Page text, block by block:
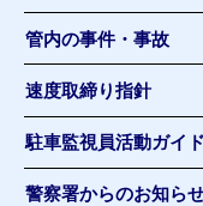
管内の事件・事故
速度取締り指針
駐車監視員活動ガイ
警察署からのお知ら